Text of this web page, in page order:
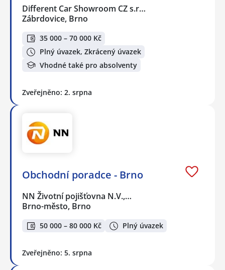
Different Car Showroom CZ s.r…
Zábrdovice, Brno
35 000 – 70 000 Kč
Plný úvazek, Zkrácený úvazek
Vhodné také pro absolventy
Zveřejněno: 2. srpna
Obchodní poradce - Brno
NN Životní pojišťovna N.V.,…
Brno-město, Brno
50 000 – 80 000 Kč Plný úvazek
Zveřejněno: 5. srpna